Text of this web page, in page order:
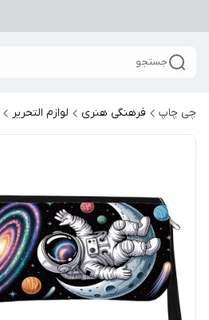
جستجو
چی چاپ فرهنگی هنری لوازم التحریر